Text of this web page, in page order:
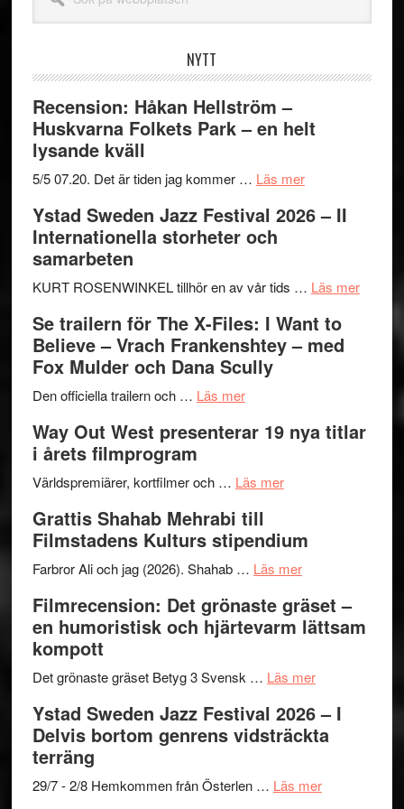
webbplatsen
NYTT
Recension: Håkan Hellström –
Huskvarna Folkets Park – en helt
lysande kväll
5/5 07.20. Det är tiden jag kommer … Läs merom
Håkan
Huskvarna
Park
–
kväll
Ystad Sweden Jazz Festival 2026 – II
Internationella storheter och
samarbeten
KURT ROSENWINKEL tillhör en av vår tids … Läs merom
II
Se trailern för The X-Files: I Want to
Believe – Vrach Frankenshtey – med
Fox Mulder och Dana Scully
Den officiella trailern och … Läs merom
trailern
The
Files:
I
Want
Believe
–
Frankenshtey
med
Fox
och
Way Out West presenterar 19 nya titlar
i årets filmprogram
Världspremiärer, kortfilmer och … Läs merom
West
presenterar
nya
titlar
årets
Grattis Shahab Mehrabi till
Filmstadens Kulturs stipendium
Farbror Ali och jag (2026). Shahab … Läs merom
Shahab
Mehrabi
Filmstadens
stipendium
Filmrecension: Det grönaste gräset –
en humoristisk och hjärtevarm lättsam
kompott
Det grönaste gräset Betyg 3 Svensk … Läs merom
Det
grönaste
–
Ystad Sweden Jazz Festival 2026 – I
Delvis bortom genrens vidsträckta
terräng
29/7 - 2/8 Hemkommen från Österlen … Läs merom